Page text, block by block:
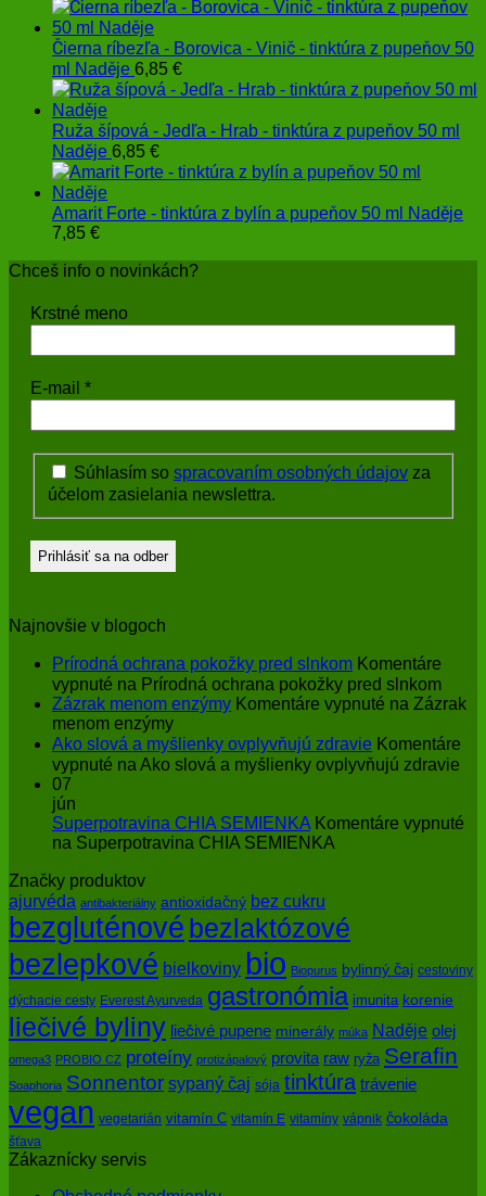
Čierna ríbezľa - Borovica - Vinič - tinktúra z pupeňov 50
ml Naděje 6,85 €
Ruža šípová - Jedľa - Hrab - tinktúra z pupeňov 50 ml
Naděje 6,85 €
Amarit Forte - tinktúra z bylín a pupeňov 50 ml Naděje
7,85 €
Chceš info o novinkách?
Krstné meno
E-mail *
Súhlasím so spracovaním osobných údajov za
účelom zasielania newslettra.
Najnovšie v blogoch
Prírodná ochrana pokožky pred slnkom Komentáre
vypnuté na Prírodná ochrana pokožky pred slnkom
Zázrak menom enzýmy Komentáre vypnuté na Zázrak
menom enzýmy
Ako slová a myšlienky ovplyvňujú zdravie Komentáre
vypnuté na Ako slová a myšlienky ovplyvňujú zdravie
07
jún
Superpotravina CHIA SEMIENKA Komentáre vypnuté
na Superpotravina CHIA SEMIENKA
Značky produktov
ajurvéda antibakteriálny antioxidačný bez cukru
bezgluténové bezlaktózové
bezlepkové bielkoviny bio Biopurus bylinný čaj cestoviny
dýchacie cesty Everest Ayurveda gastronómia imunita korenie
liečivé byliny liečivé pupene minerály múka Naděje olej
omega3 PROBIO CZ proteíny protizápalový provita raw ryža Serafin
Soaphoria Sonnentor sypaný čaj sója tinktúra trávenie
vegan vegetarián vitamín C vitamín E vitamíny vápnik čokoláda
šťava
Zákaznícky servis